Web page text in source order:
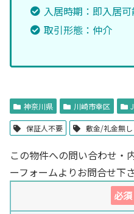
入居時期：即入居
取引形態：仲介
神奈川県 川崎市幸区
保証人不要 敷金/礼金無し
この物件への問い合わせ・
ーフォームよりお問合せ下さ
必須